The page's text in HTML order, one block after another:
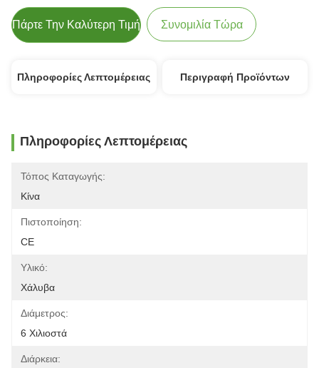
Πάρτε Την Καλύτερη Τιμή Συνομιλία Τώρα
Πληροφορίες Λεπτομέρειας Περιγραφή Προϊόντων
Πληροφορίες Λεπτομέρειας
Τόπος Καταγωγής:
Κίνα
Πιστοποίηση:
CE
Υλικό:
Χάλυβα
Διάμετρος:
6 Χιλιοστά
Διάρκεια: